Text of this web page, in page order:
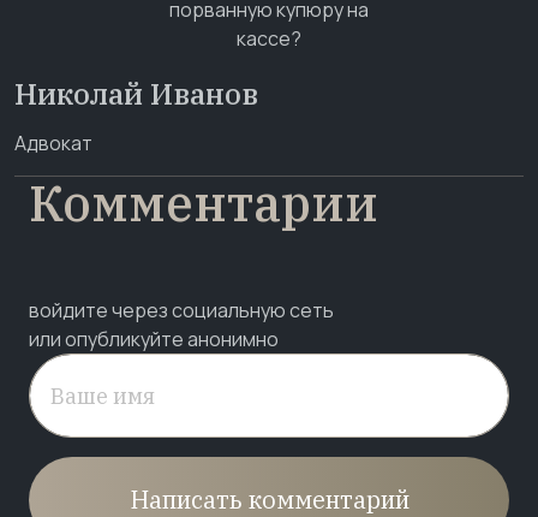
Николай Иванов
Адвокат
Комментарии
войдите через социальную сеть
или опубликуйте анонимно
Написать комментарий